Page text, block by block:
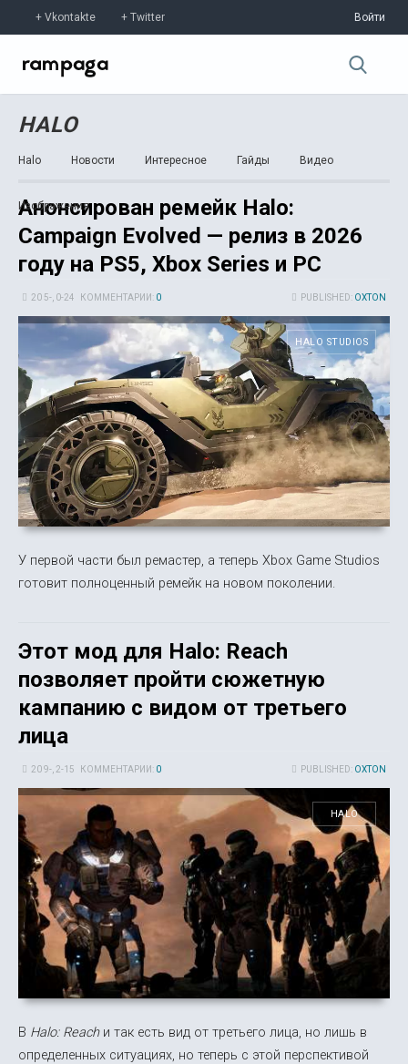
Vkontakte Twitter Войти
HALO
Halo Новости Интересное Гайды Видео
Изображения
Анонсирован ремейк Halo:
Campaign Evolved — релиз в 2026
году на PS5, Xbox Series и PC
PUBLISHED: OXTON
20 5-, 0-24 КОММЕНТАРИИ: 0
HALO STUDIOS
У первой части был ремастер, а теперь Xbox Game Studios
готовит полноценный ремейк на новом поколении.
Этот мод для Halo: Reach
позволяет пройти сюжетную
кампанию с видом от третьего
лица
PUBLISHED: OXTON
20 9-, 2-15 КОММЕНТАРИИ: 0
HALO
В Halo: Reachи так есть вид от третьего лица, но лишь в
определенных ситуациях, но теперь с этой перспективой